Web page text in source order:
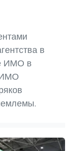
в
ИМО в
ИМО